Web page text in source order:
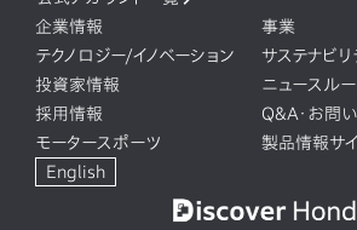
企業情報
事業
テクノロジー/イノベーション
サステナビリ
投資家情報
ニュースル
採用情報
Q&A・お問
モータースポーツ
製品情報サ
English